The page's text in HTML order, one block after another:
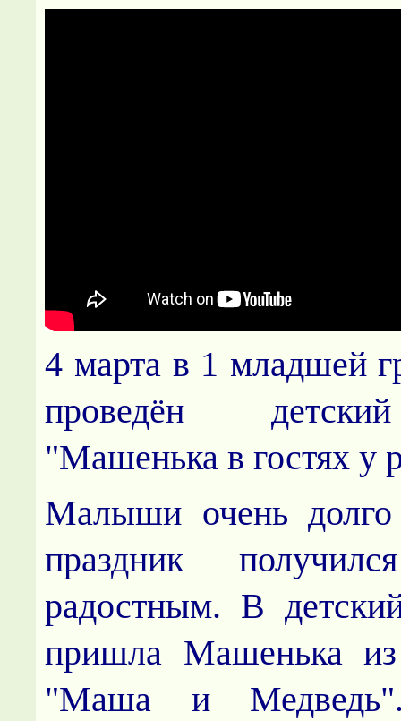
4 марта в 1 младшей
проведён
"Машенька в гостях у
Малыши очень долго
праздник
радостным. В
пришла Машенька из
"Маша и